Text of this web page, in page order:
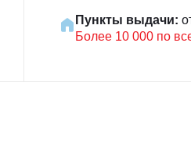
Пункты выдачи:
Более 10 000 по